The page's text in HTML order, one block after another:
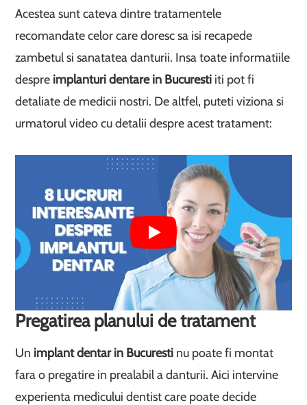
Acestea sunt cateva dintre tratamentele
recomandate celor care doresc sa isi recapede
zambetul si sanatatea danturii. Insa toate informatiile
despre implanturi dentare in Bucuresti iti pot fi
detaliate de medicii nostri. De altfel, puteti viziona si
urmatorul video cu detalii despre acest tratament:
Pregatirea planului de tratament
Un implant dentar in Bucuresti nu poate fi montat
fara o pregatire in prealabil a danturii. Aici intervine
experienta medicului dentist care poate decide